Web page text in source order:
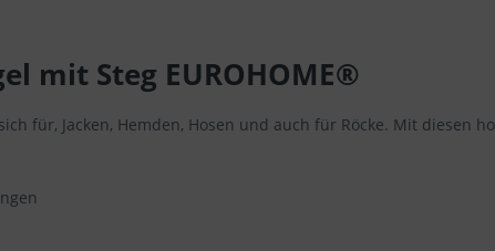
mit Steg EUROHOME®
für, Jacken, Hemden, Hosen und auch für Röcke. Mit